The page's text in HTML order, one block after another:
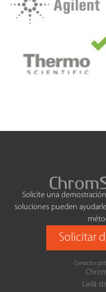
Solicite una
soluciones pueden
Solicitar
Contactos
Lielā